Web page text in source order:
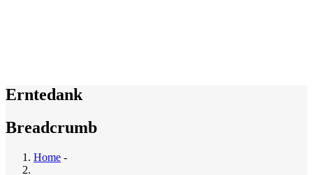
Erntedank
Breadcrumb
Home -